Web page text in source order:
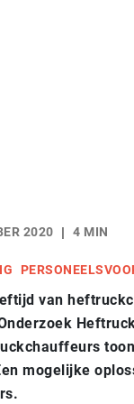
2020 4 MIN
van
mogelijke